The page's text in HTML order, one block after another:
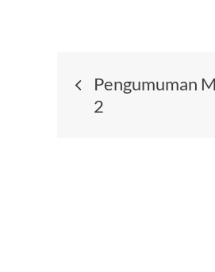
Post
navigation
Pengumuman
2